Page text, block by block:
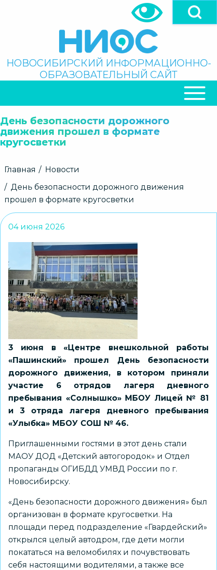
Поиск
НОВОСИБИРСКИЙ ИНФОРМАЦИОННО-
ОБРАЗОВАТЕЛЬНЫЙ САЙТ
НАВИГАЦИЯ
День безопасности дорожного
движения прошел в формате
кругосветки
Строка
Главная
Новости
День безопасности дорожного движения
прошел в формате кругосветки
04 июня 2026
3 июня в «Центре внешкольной работы
«Пашинский» прошел День безопасности
дорожного движения, в котором приняли
участие 6 отрядов лагеря дневного
пребывания «Солнышко» МБОУ Лицей № 81
и 3 отряда лагеря дневного пребывания
«Улыбка» МБОУ СОШ № 46.
Приглашенными гостями в этот день стали
МАОУ ДОД «Детский автогородок» и Отдел
пропаганды ОГИБДД УМВД России по г.
Новосибирску.
«День безопасности дорожного движения» был
организован в формате кругосветки. На
площади перед подразделение «Гвардейский»
открылся целый автодром, где дети могли
покататься на веломобилях и почувствовать
себя настоящими водителями, а также все